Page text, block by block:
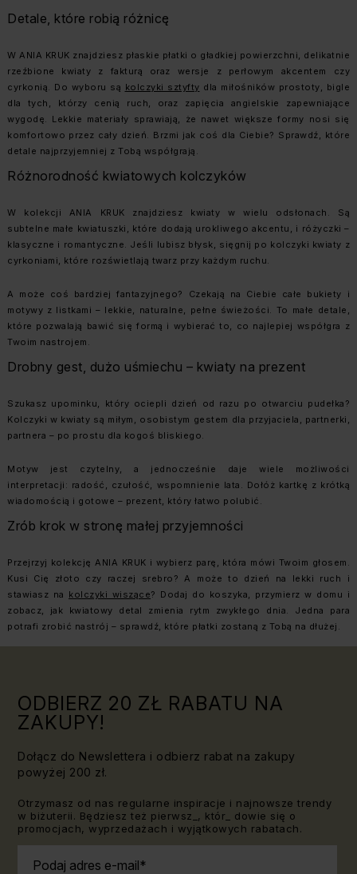
Detale, które robią różnicę
W ANIA KRUK znajdziesz płaskie płatki o gładkiej powierzchni, delikatnie
rzeźbione kwiaty z fakturą oraz wersje z perłowym akcentem czy
cyrkonią. Do wyboru są kolczyki sztyfty dla miłośników prostoty, bigle
dla tych, którzy cenią ruch, oraz zapięcia angielskie zapewniające
wygodę. Lekkie materiały sprawiają, że nawet większe formy nosi się
komfortowo przez cały dzień. Brzmi jak coś dla Ciebie? Sprawdź, które
detale najprzyjemniej z Tobą współgrają.
Różnorodność kwiatowych kolczyków
W kolekcji ANIA KRUK znajdziesz kwiaty w wielu odsłonach. Są
subtelne małe kwiatuszki, które dodają urokliwego akcentu, i różyczki –
klasyczne i romantyczne. Jeśli lubisz błysk, sięgnij po kolczyki kwiaty z
cyrkoniami, które rozświetlają twarz przy każdym ruchu.
A może coś bardziej fantazyjnego? Czekają na Ciebie całe bukiety i
motywy z listkami – lekkie, naturalne, pełne świeżości. To małe detale,
które pozwalają bawić się formą i wybierać to, co najlepiej współgra z
Twoim nastrojem.
Drobny gest, dużo uśmiechu – kwiaty na prezent
Szukasz upominku, który ociepli dzień od razu po otwarciu pudełka?
Kolczyki w kwiaty są miłym, osobistym gestem dla przyjaciela, partnerki,
partnera – po prostu dla kogoś bliskiego.
Motyw jest czytelny, a jednocześnie daje wiele możliwości
interpretacji: radość, czułość, wspomnienie lata. Dołóż kartkę z krótką
wiadomością i gotowe – prezent, który łatwo polubić.
Zrób krok w stronę małej przyjemności
Przejrzyj kolekcję ANIA KRUK i wybierz parę, która mówi Twoim głosem.
Kusi Cię złoto czy raczej srebro? A może to dzień na lekki ruch i
stawiasz na kolczyki wiszące? Dodaj do koszyka, przymierz w domu i
zobacz, jak kwiatowy detal zmienia rytm zwykłego dnia. Jedna para
potrafi zrobić nastrój – sprawdź, które płatki zostaną z Tobą na dłużej.
ODBIERZ 20 ZŁ RABATU NA
ZAKUPY!
Dołącz do Newslettera i odbierz rabat na zakupy
powyżej 200 zł.
Otrzymasz od nas regularne inspiracje i najnowsze trendy
w biżuterii. Będziesz też pierwsz_, któr_ dowie się o
promocjach, wyprzedażach i wyjątkowych rabatach.
Podaj adres e-mail